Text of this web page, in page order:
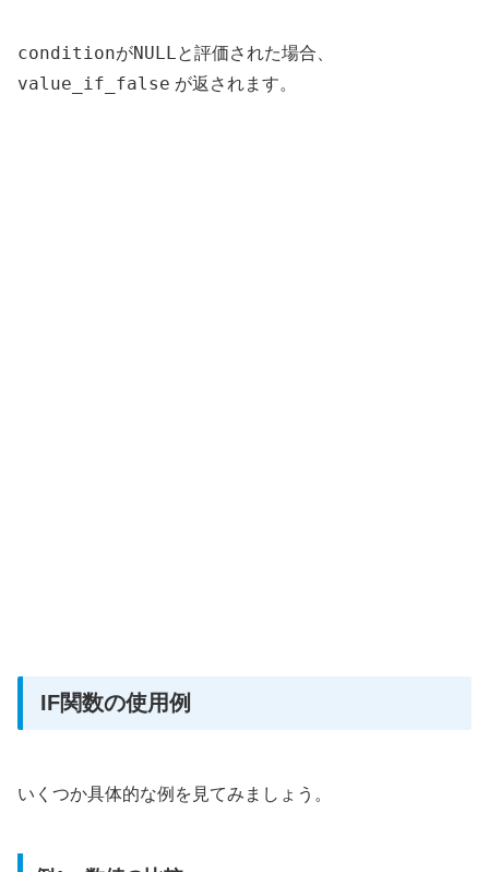
conditionがNULLと評価された場合、
value_if_false が返されます。
IF関数の使用例
いくつか具体的な例を見てみましょう。